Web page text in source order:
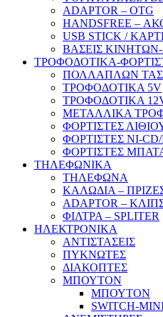
ADAPTOR – ΟΤG
HANDSFREE –
USB STICK /
ΒΑΣΕΙΣ ΚΙΝΗΤΩΝ-
ΤΡΟΦΟΔΟΤΙΚΑ-
ΠΟΛΛΑΠΛΩΝ
ΤΡΟΦΟΔΟΤΙΚΑ 5V
ΤΡΟΦΟΔΟΤΙΚΑ
ΜΕΤΑΛΛΙΚΑ
ΦΟΡΤΙΣΤΕΣ
ΦΟΡΤΙΣΤΕΣ NI-
ΦΟΡΤΙΣΤΕΣ
ΤΗΛΕΦΩΝΙΚΑ
ΤΗΛΕΦΩΝΑ
ΚΑΛΩΔΙΑ –
ADAPTOR –
ΦΙΛΤΡΑ – SPLITER
ΗΛΕΚΤΡΟΝΙΚΑ
ΑΝΤΙΣΤΑΣΕΙΣ
ΠΥΚΝΩΤΕΣ
ΔΙΑΚΟΠΤΕΣ
ΜΠΟΥΤΟΝ
ΜΠΟΥΤΟΝ
SWITCH-